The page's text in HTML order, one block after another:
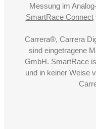
Messung im
SmartRace Connect
Carrera®, Carrera
sind eingetragene
GmbH. SmartRace
und in keiner Weise